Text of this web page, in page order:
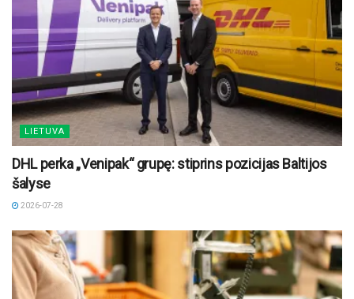
LIETUVA
DHL perka „Venipak“ grupę: stiprins pozicijas Baltijos
šalyse
2026-07-28